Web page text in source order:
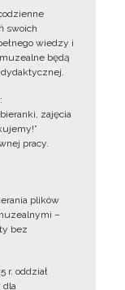
swoich
wiedzy i
będą
zajęcia
pracy.
plików
–
bez
r. oddział
dla